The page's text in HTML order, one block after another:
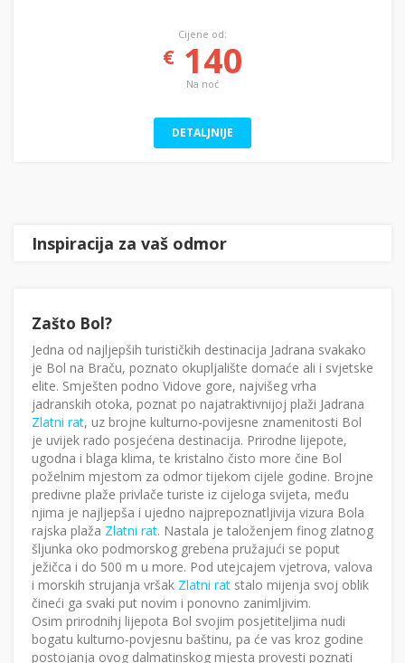
Cijene od:
€140
Na noć
DETALJNIJE
Inspiracija za vaš odmor
Zašto Bol?
Jedna od najljepših turističkih destinacija Jadrana svakako
je Bol na Braču, poznato okupljalište domaće ali i svjetske
elite. Smješten podno Vidove gore, najvišeg vrha
jadranskih otoka, poznat po najatraktivnijoj plaži Jadrana
Zlatni rat, uz brojne kulturno-povijesne znamenitosti Bol
je uvijek rado posjećena destinacija. Prirodne lijepote,
ugodna i blaga klima, te kristalno čisto more čine Bol
poželnim mjestom za odmor tijekom cijele godine. Brojne
predivne plaže privlače turiste iz cijeloga svijeta, među
njima je najljepša i ujedno najprepoznatljivija vizura Bola
rajska plaža Zlatni rat. Nastala je taloženjem finog zlatnog
šljunka oko podmorskog grebena pružajući se poput
ježičca i do 500 m u more. Pod utejcajem vjetrova, valova
i morskih strujanja vršak Zlatni rat stalo mijenja svoj oblik
čineći ga svaki put novim i ponovno zanimljivim.
Osim prirodnihj lijepota Bol svojim posjetiteljima nudi
bogatu kulturno-povjesnu baštinu, pa će vas kroz godine
postojanja ovog dalmatinskog mjesta provesti poznati